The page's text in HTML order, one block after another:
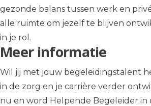
gezonde balans tussen werk en
alle ruimte om jezelf te blijven
in je rol.
Meer informatie
Wil jij met jouw begeleidingstalent
in de zorg en je carrière verder
nu en word Helpende Begeleider in